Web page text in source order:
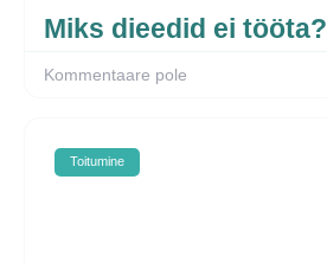
Miks dieedid ei tööta?
Kommentaare pole
Toitumine